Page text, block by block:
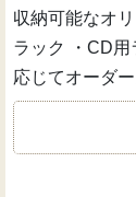
収納可能なオ
ラック ・CD用
応じてオーダ